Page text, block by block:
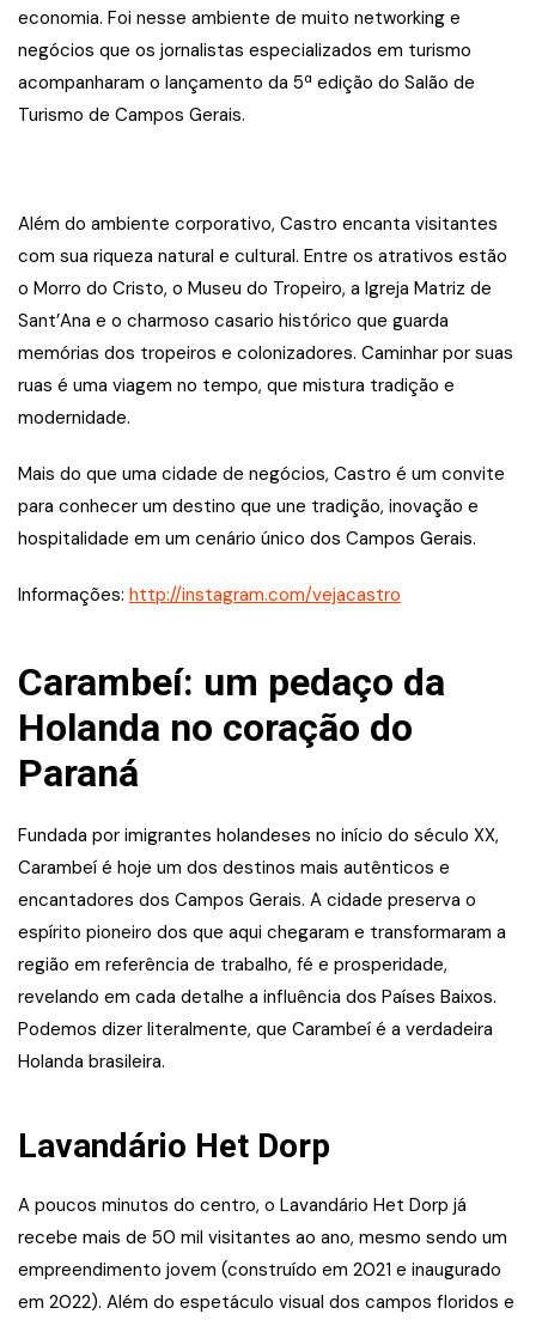
economia. Foi nesse ambiente de muito networking e
negócios que os jornalistas especializados em turismo
acompanharam o lançamento da 5ª edição do Salão de
Turismo de Campos Gerais.
Além do ambiente corporativo, Castro encanta visitantes
com sua riqueza natural e cultural. Entre os atrativos estão
o Morro do Cristo, o Museu do Tropeiro, a Igreja Matriz de
Sant’Ana e o charmoso casario histórico que guarda
memórias dos tropeiros e colonizadores. Caminhar por suas
ruas é uma viagem no tempo, que mistura tradição e
modernidade.
Mais do que uma cidade de negócios, Castro é um convite
para conhecer um destino que une tradição, inovação e
hospitalidade em um cenário único dos Campos Gerais.
Informações: http://instagram.com/vejacastro
Carambeí: um pedaço da
Holanda no coração do
Paraná
Fundada por imigrantes holandeses no início do século XX,
Carambeí é hoje um dos destinos mais autênticos e
encantadores dos Campos Gerais. A cidade preserva o
espírito pioneiro dos que aqui chegaram e transformaram a
região em referência de trabalho, fé e prosperidade,
revelando em cada detalhe a influência dos Países Baixos.
Podemos dizer literalmente, que Carambeí é a verdadeira
Holanda brasileira.
Lavandário Het Dorp
A poucos minutos do centro, o Lavandário Het Dorp já
recebe mais de 50 mil visitantes ao ano, mesmo sendo um
empreendimento jovem (construído em 2021 e inaugurado
em 2022). Além do espetáculo visual dos campos floridos e